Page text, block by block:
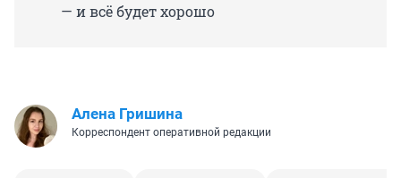
— и всё будет хорошо
Алена Гришина
Корреспондент оперативной редакции